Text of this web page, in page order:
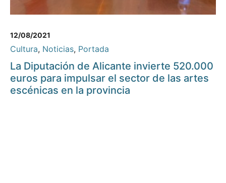
12/08/2021
Cultura, Noticias, Portada
La Diputación de Alicante invierte 520.000
euros para impulsar el sector de las artes
escénicas en la provincia